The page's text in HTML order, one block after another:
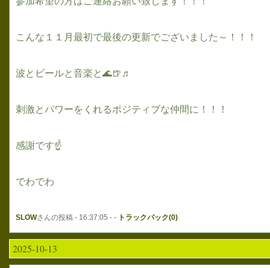
こんな１１月最初で最後の更新でございました～！！！
波とビールと音楽と🌊🍺♬
刺激とパワーをくれるポジティブな仲間に！！！
感謝です☝
でわでわ
SLOWさんの投稿 - 16:37:05 - - トラックバック(0)
2025-10-13